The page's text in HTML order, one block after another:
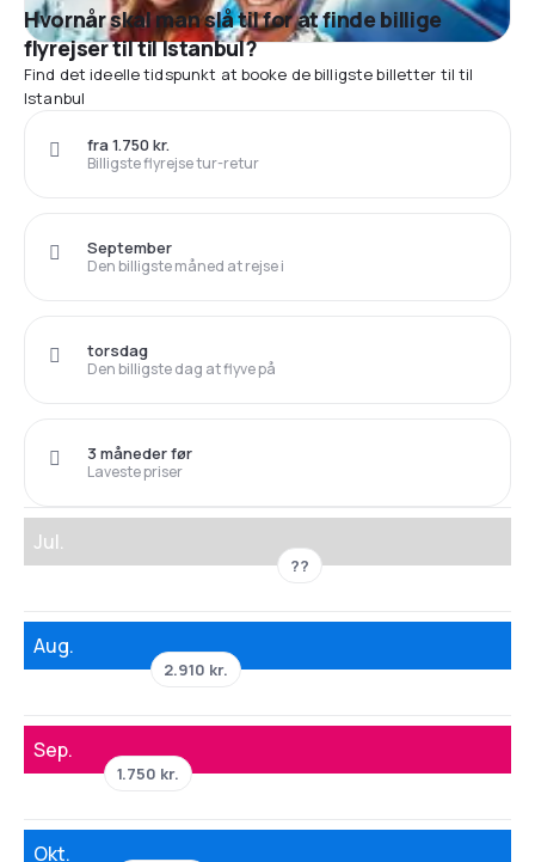
Hvornår skal man slå til for at finde billige
flyrejser til til Istanbul?
Find det ideelle tidspunkt at booke de billigste billetter til til
Istanbul
Billigste flyrejse tur-retur
fra 1.750 kr.
Den billigste måned at rejse i
September
Den billigste dag at flyve på
torsdag
Laveste priser
3 måneder før
Jul.
??
Aug.
2.910 kr.
Sep.
1.750 kr.
Okt.